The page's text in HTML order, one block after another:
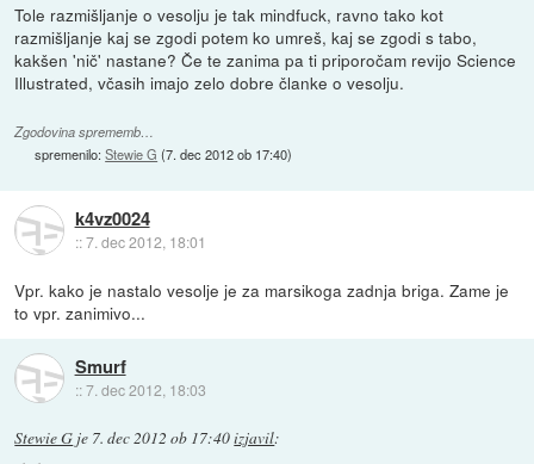
Tole razmišljanje o vesolju je tak mindfuck, ravno tako kot
razmišljanje kaj se zgodi potem ko umreš, kaj se zgodi s tabo,
kakšen 'nič' nastane? Če te zanima pa ti priporočam revijo Science
Illustrated, včasih imajo zelo dobre članke o vesolju.
Zgodovina sprememb…
spremenilo:Stewie G (7. dec 2012 ob 17:40)
k4vz0024
::7. dec 2012, 18:01
Vpr. kako je nastalo vesolje je za marsikoga zadnja briga. Zame je
to vpr. zanimivo...
Smurf
::7. dec 2012, 18:03
Stewie G je 7. dec 2012 ob 17:40izjavil: